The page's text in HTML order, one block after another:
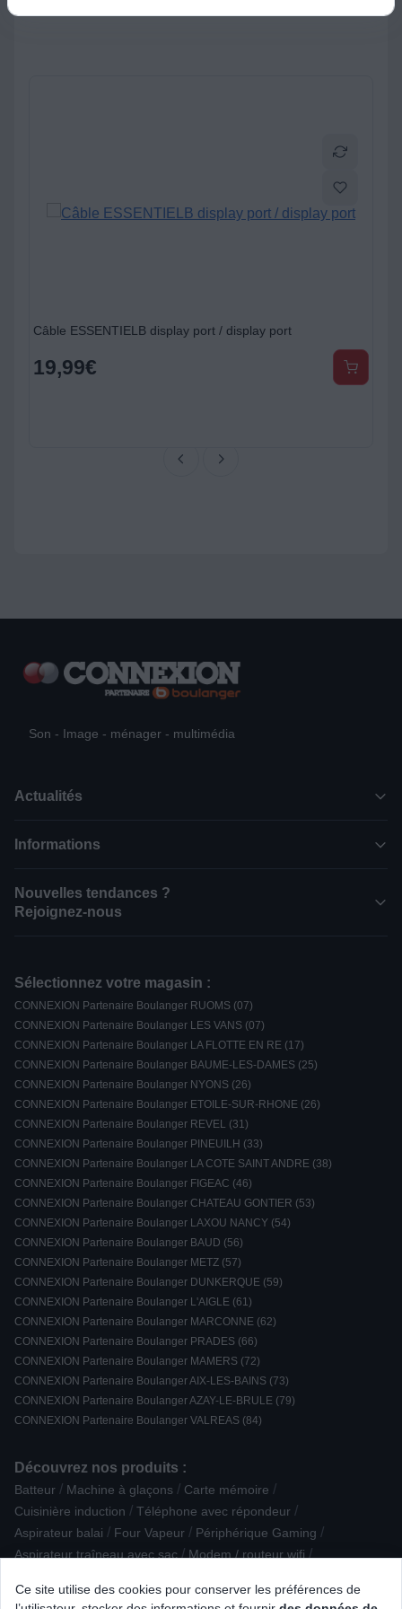
Câble ESSENTIELB display port / display port
19,99€
Ce site utilise des cookies pour conserver les préférences de
Son - Image - ménager - multimédia
Actualités
Informations
Nouvelles tendances ?
Rejoignez-nous
Sélectionnez votre magasin :
CONNEXION Partenaire Boulanger RUOMS (07)
CONNEXION Partenaire Boulanger LES VANS (07)
CONNEXION Partenaire Boulanger LA FLOTTE EN RE (17)
CONNEXION Partenaire Boulanger BAUME-LES-DAMES (25)
CONNEXION Partenaire Boulanger NYONS (26)
CONNEXION Partenaire Boulanger ETOILE-SUR-RHONE (26)
CONNEXION Partenaire Boulanger REVEL (31)
CONNEXION Partenaire Boulanger PINEUILH (33)
CONNEXION Partenaire Boulanger LA COTE SAINT ANDRE (38)
CONNEXION Partenaire Boulanger FIGEAC (46)
CONNEXION Partenaire Boulanger CHATEAU GONTIER (53)
CONNEXION Partenaire Boulanger LAXOU NANCY (54)
CONNEXION Partenaire Boulanger BAUD (56)
CONNEXION Partenaire Boulanger METZ (57)
CONNEXION Partenaire Boulanger DUNKERQUE (59)
CONNEXION Partenaire Boulanger L'AIGLE (61)
CONNEXION Partenaire Boulanger MARCONNE (62)
CONNEXION Partenaire Boulanger PRADES (66)
CONNEXION Partenaire Boulanger MAMERS (72)
CONNEXION Partenaire Boulanger AIX-LES-BAINS (73)
CONNEXION Partenaire Boulanger AZAY-LE-BRULE (79)
CONNEXION Partenaire Boulanger VALREAS (84)
Découvrez nos produits :
Batteur / Machine à glaçons / Carte mémoire /
Cuisinière induction / Téléphone avec répondeur /
Aspirateur balai / Four Vapeur / Périphérique Gaming /
Aspirateur traîneau avec sac / Modem / routeur wifi /
Imprimante multifonction jet d'encre / Machine à coudre /